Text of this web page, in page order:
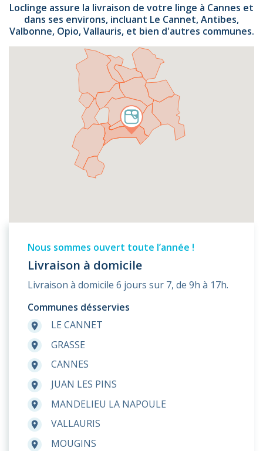
Loclinge assure la livraison de votre linge à Cannes et
dans ses environs, incluant Le Cannet, Antibes,
Valbonne, Opio, Vallauris, et bien d'autres communes.
Nous sommes ouvert toute l’année !
Livraison à domicile
Livraison à domicile 6 jours sur 7, de 9h à 17h.
Communes désservies
room LE CANNET
room GRASSE
room CANNES
room JUAN LES PINS
room MANDELIEU LA NAPOULE
room VALLAURIS
room MOUGINS